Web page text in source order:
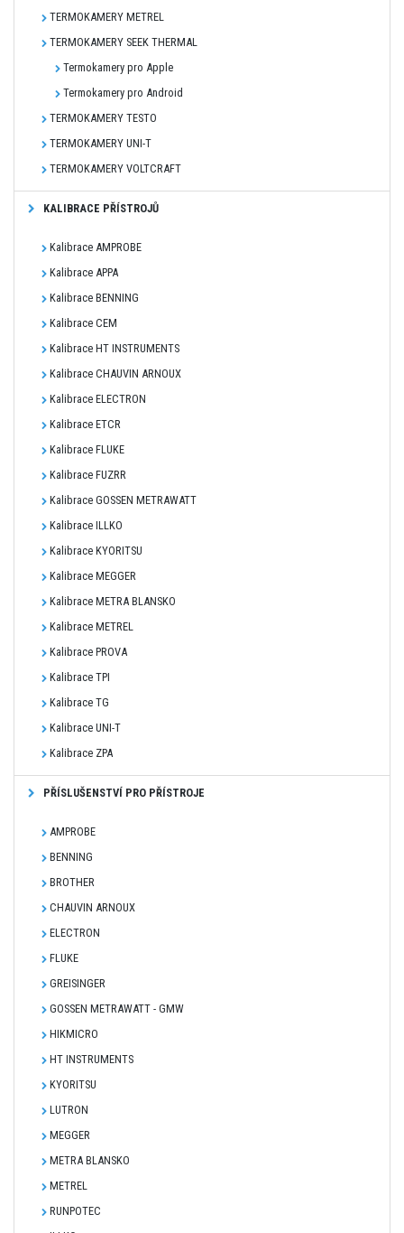
TERMOKAMERY METREL
TERMOKAMERY SEEK THERMAL
Termokamery pro Apple
Termokamery pro Android
TERMOKAMERY TESTO
TERMOKAMERY UNI-T
TERMOKAMERY VOLTCRAFT
KALIBRACE PŘÍSTROJŮ
Kalibrace AMPROBE
Kalibrace APPA
Kalibrace BENNING
Kalibrace CEM
Kalibrace HT INSTRUMENTS
Kalibrace CHAUVIN ARNOUX
Kalibrace ELECTRON
Kalibrace ETCR
Kalibrace FLUKE
Kalibrace FUZRR
Kalibrace GOSSEN METRAWATT
Kalibrace ILLKO
Kalibrace KYORITSU
Kalibrace MEGGER
Kalibrace METRA BLANSKO
Kalibrace METREL
Kalibrace PROVA
Kalibrace TPI
Kalibrace TG
Kalibrace UNI-T
Kalibrace ZPA
PŘÍSLUŠENSTVÍ PRO PŘÍSTROJE
AMPROBE
BENNING
BROTHER
CHAUVIN ARNOUX
ELECTRON
FLUKE
GREISINGER
GOSSEN METRAWATT - GMW
HIKMICRO
HT INSTRUMENTS
KYORITSU
LUTRON
MEGGER
METRA BLANSKO
METREL
RUNPOTEC